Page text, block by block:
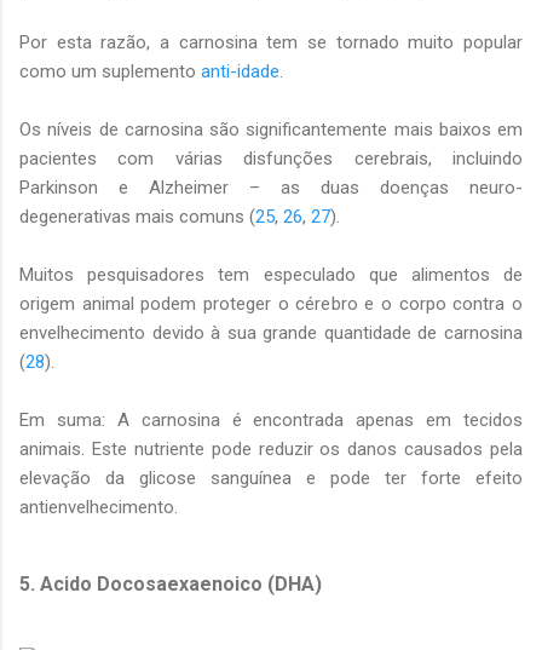
Por esta razão, a carnosina tem se tornado muito popular
como um suplemento anti-idade
Os níveis de carnosina são significantemente mais baixos em
pacientes com várias disfunções cerebrais, incluindo
Parkinson e Alzheimer – as duas doenças neuro-
degenerativas mais comuns (25, 26, 27).
Muitos pesquisadores tem especulado que alimentos de
origem animal podem proteger o cérebro e o corpo contra o
envelhecimento devido à sua grande quantidade de carnosina
(28).
Em suma: A carnosina é encontrada apenas em tecidos
animais. Este nutriente pode reduzir os danos causados pela
elevação da glicose sanguínea e pode ter forte efeito
antienvelhecimento.
5. Acido Docosaexaenoico (DHA)